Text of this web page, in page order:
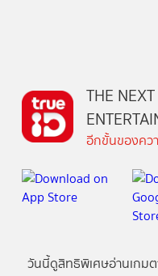
THE
อีกขั้นของคว
วันนี้ดูสิทธิพิเศษอ่านเกม